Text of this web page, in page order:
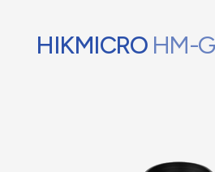
HIKMICROHM-